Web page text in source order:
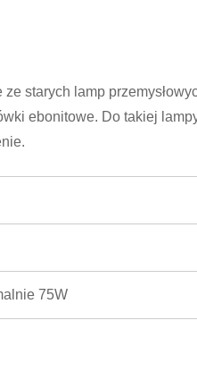
starych lamp
ebonitowe. Do takiej
75W